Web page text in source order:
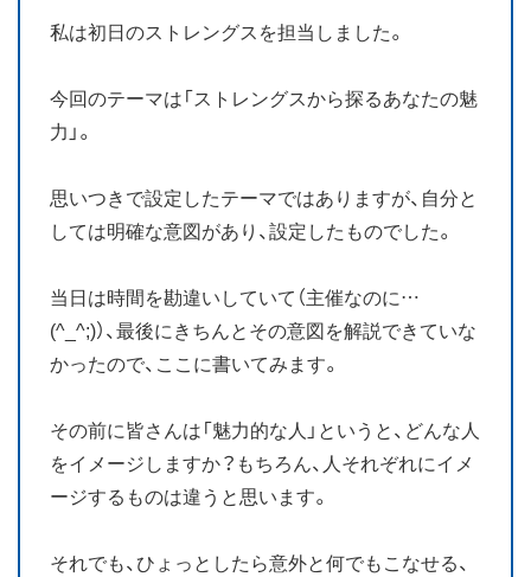
私は初日のストレングスを担当しました。
今回のテーマは「ストレングスから探るあなたの魅
力」。
思いつきで設定したテーマではありますが、自分と
しては明確な意図があり、設定したものでした。
当日は時間を勘違いしていて（主催なのに…
(^_^;)）、最後にきちんとその意図を解説できていな
かったので、ここに書いてみます。
その前に皆さんは「魅力的な人」というと、どんな人
をイメージしますか？もちろん、人それぞれにイメ
ージするものは違うと思います。
それでも、ひょっとしたら意外と何でもこなせる、